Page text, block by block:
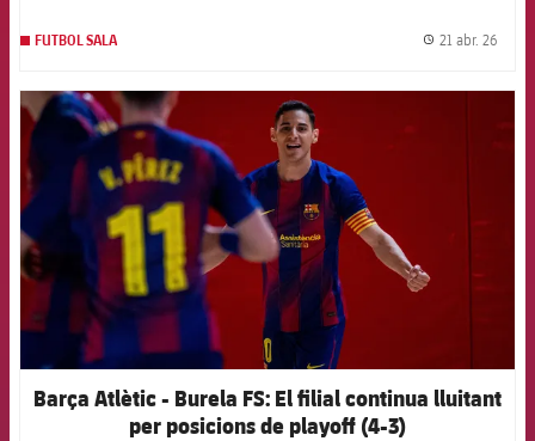
FUTBOL SALA 21 abr. 26
FCB Barcelona badge
Barça Atlètic - Burela FS: El filial continua lluitant
per posicions de playoff (4-3)